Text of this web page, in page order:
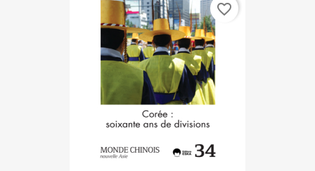
favorite_border